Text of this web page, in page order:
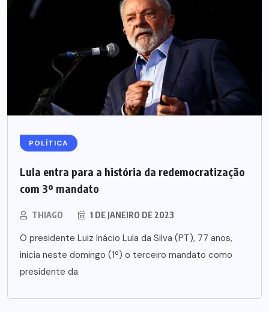
POLÍTICA
Lula entra para a história da redemocratização
com 3º mandato
THIAGO 1 DE JANEIRO DE 2023
O presidente Luiz Inácio Lula da Silva (PT), 77 anos,
inicia neste domingo (1º) o terceiro mandato como
presidente da